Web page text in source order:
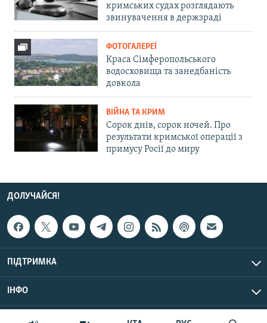
кримських судах розглядають
звинувачення в держзраді
ФОТОГАЛЕРЕЇ
Краса Сімферопольського
водосховища та занедбаність
довкола
ВІЙНА ТА КРИМ
Сорок днів, сорок ночей. Про
результати кримської операції з
примусу Росії до миру
ДОЛУЧАЙСЯ!
ПІДТРИМКА
ІНФО